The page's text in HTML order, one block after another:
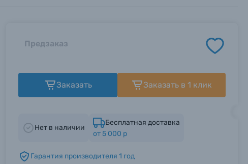
Предзаказ
Заказать Заказать в 1 клик
Нет в наличии
Бесплатная доставка
от 5 000 р
Гарантия производителя 1 год